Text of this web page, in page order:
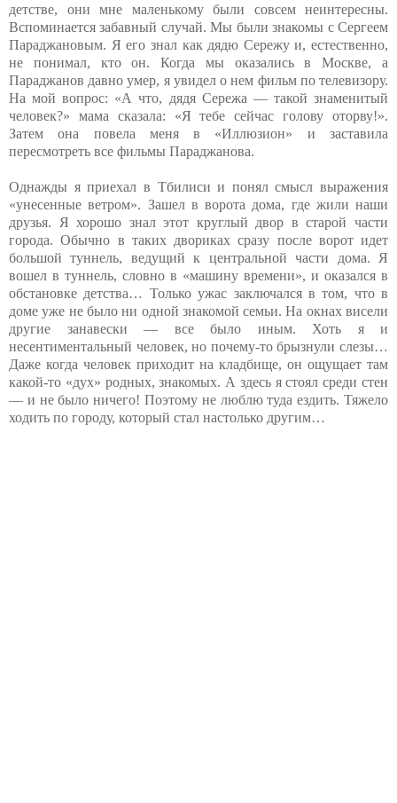
детстве, они мне маленькому были совсем неинтересны.
Вспоминается забавный случай. Мы были знакомы с Сергеем
Параджановым. Я его знал как дядю Сережу и, естественно,
не понимал, кто он. Когда мы оказались в Москве, а
Параджанов давно умер, я увидел о нем фильм по телевизору.
На мой вопрос: «А что, дядя Сережа — такой знаменитый
человек?» мама сказала: «Я тебе сейчас голову оторву!».
Затем она повела меня в «Иллюзион» и заставила
пересмотреть все фильмы Параджанова.
Однажды я приехал в Тбилиси и понял смысл выражения
«унесенные ветром». Зашел в ворота дома, где жили наши
друзья. Я хорошо знал этот круглый двор в старой части
города. Обычно в таких двориках сразу после ворот идет
большой туннель, ведущий к центральной части дома. Я
вошел в туннель, словно в «машину времени», и оказался в
обстановке детства… Только ужас заключался в том, что в
доме уже не было ни одной знакомой семьи. На окнах висели
другие занавески — все было иным. Хоть я и
несентиментальный человек, но почему-то брызнули слезы…
Даже когда человек приходит на кладбище, он ощущает там
какой-то «дух» родных, знакомых. А здесь я стоял среди стен
— и не было ничего! Поэтому не люблю туда ездить. Тяжело
ходить по городу, который стал настолько другим…